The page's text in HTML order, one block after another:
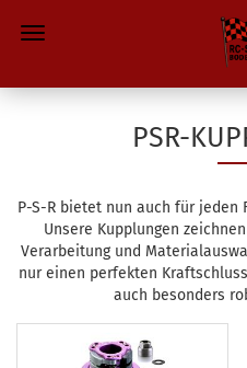
PSR-
P-S-R bietet nun auch für jeden
Unsere Kupplungen
Verarbeitung und
nur einen perfekten
auch besonders